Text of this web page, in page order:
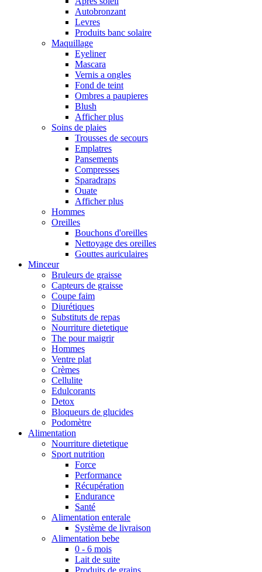
Autobronzant
Levres
Produits banc solaire
Maquillage
Eyeliner
Mascara
Vernis a ongles
Fond de teint
Ombres a paupieres
Blush
Afficher plus
Soins de plaies
Trousses de secours
Emplatres
Pansements
Compresses
Sparadraps
Ouate
Afficher plus
Hommes
Oreilles
Bouchons d'oreilles
Nettoyage des oreilles
Gouttes auriculaires
Minceur
Bruleurs de graisse
Capteurs de graisse
Coupe faim
Diurétiques
Substituts de repas
Nourriture dietetique
The pour maigrir
Hommes
Ventre plat
Crèmes
Cellulite
Edulcorants
Detox
Bloqueurs de glucides
Podomètre
Alimentation
Nourriture dietetique
Sport nutrition
Force
Performance
Récupération
Endurance
Santé
Alimentation enterale
Système de livraison
Alimentation bebe
0 - 6 mois
Lait de suite
Produits de grains